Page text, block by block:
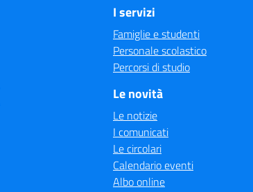
I servizi
Famiglie e studenti
Personale scolastico
Percorsi di studio
Le novità
Le notizie
I comunicati
Le circolari
Calendario eventi
Albo online